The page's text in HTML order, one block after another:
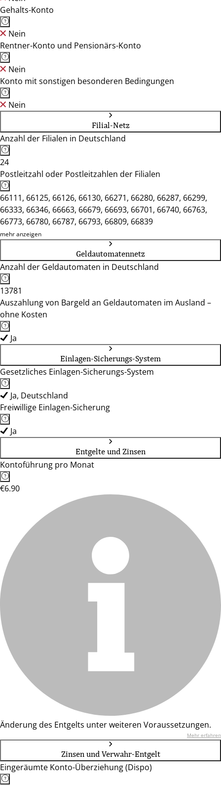
Gehalts-Konto
Nein
Rentner-Konto und Pensionärs-Konto
Nein
Konto mit sonstigen besonderen Bedingungen
Nein
Filial-Netz
Anzahl der Filialen in Deutschland
24
Postleitzahl oder Postleitzahlen der Filialen
66111, 66125, 66126, 66130, 66271, 66280, 66287, 66299,
66333, 66346, 66663, 66679, 66693, 66701, 66740, 66763,
66773, 66780, 66787, 66793, 66809, 66839
mehr anzeigen
Geldautomatennetz
Anzahl der Geldautomaten in Deutschland
13781
Auszahlung von Bargeld an Geldautomaten im Ausland –
ohne Kosten
Ja
Einlagen-Sicherungs-System
Gesetzliches Einlagen-Sicherungs-System
Ja, Deutschland
Freiwillige Einlagen-Sicherung
Ja
Entgelte und Zinsen
Kontoführung pro Monat
€6.90
Änderung des Entgelts unter weiteren Voraussetzungen.
Mehr erfahren
Zinsen und Verwahr-Entgelt
Eingeräumte Konto-Überziehung (Dispo)